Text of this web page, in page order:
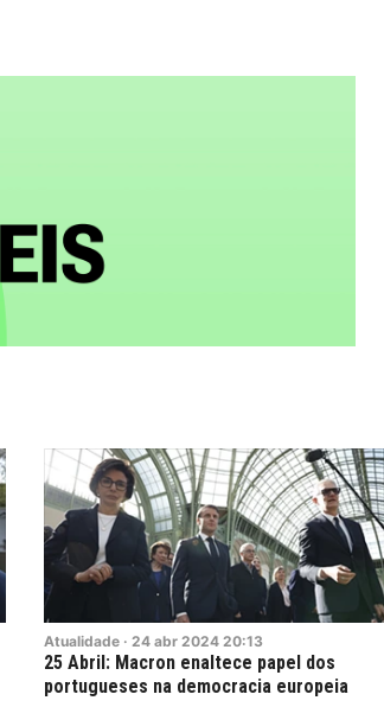
Atualidade · 24 abr 2024 20:13
25 Abril: Macron enaltece papel dos
portugueses na democracia europeia